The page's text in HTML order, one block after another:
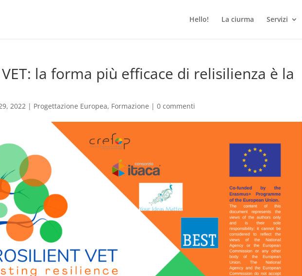
Hello! La ciurma Servizi
VET: la forma più efficace di relisilienza è la
2022 | Progettazione Europea, Formazione |0 commenti